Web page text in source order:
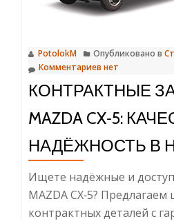
PotolokM Опубликовано в
Комментариев нет
КОНТРАКТНЫЕ
MAZDA CX‑5:
НАДЁЖНОСТЬ В
Ищете надёжные и
MAZDA CX‑5?
контрактных деталей с